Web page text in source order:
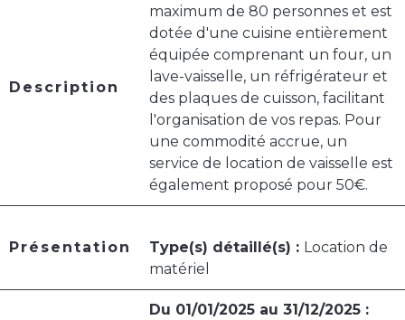
Description
maximum de 80 personnes et est
dotée d'une cuisine entièrement
équipée comprenant un four, un
lave-vaisselle, un réfrigérateur et
des plaques de cuisson, facilitant
l'organisation de vos repas. Pour
une commodité accrue, un
service de location de vaisselle est
également proposé pour 50€.
Présentation Type(s) détaillé(s) : Location de
matériel
Du 01/01/2025 au 31/12/2025 :